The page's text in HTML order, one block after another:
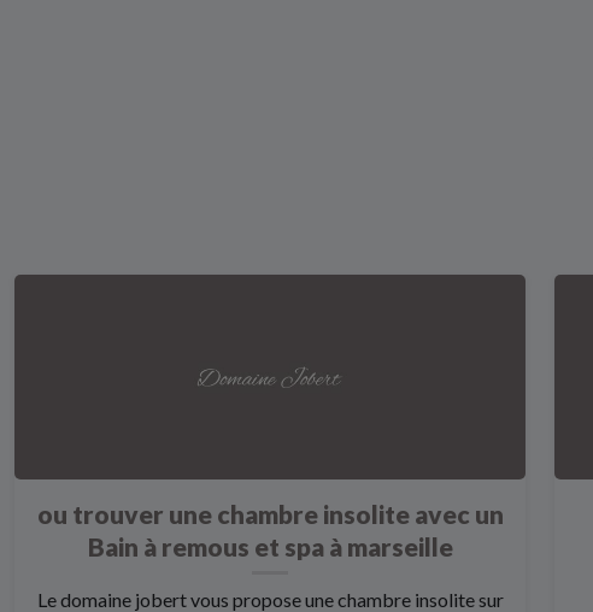
ou trouver une chambre insolite avec un
Bain à remous et spa à marseille
Le domaine jobert vous propose une chambre insolite sur